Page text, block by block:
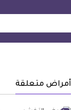
أمراض متعلقة